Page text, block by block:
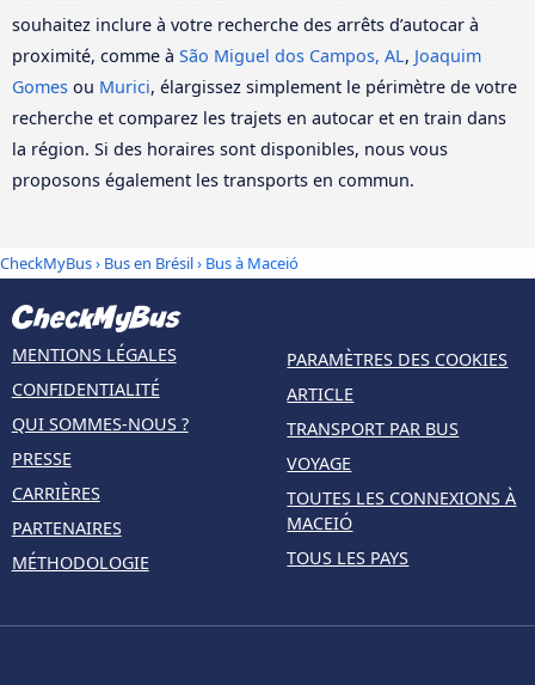
souhaitez inclure à votre recherche des arrêts d’autocar à
proximité, comme à São Miguel dos Campos, AL, Joaquim
Gomes ou Murici, élargissez simplement le périmètre de votre
recherche et comparez les trajets en autocar et en train dans
la région. Si des horaires sont disponibles, nous vous
proposons également les transports en commun.
CheckMyBus› Bus en Brésil› Bus à Maceió
MENTIONS LÉGALES
CONFIDENTIALITÉ
QUI SOMMES-NOUS ?
PRESSE
CARRIÈRES
PARTENAIRES
MÉTHODOLOGIE
PARAMÈTRES DES COOKIES
ARTICLE
TRANSPORT PAR BUS
VOYAGE
TOUTES LES CONNEXIONS À
MACEIÓ
TOUS LES PAYS